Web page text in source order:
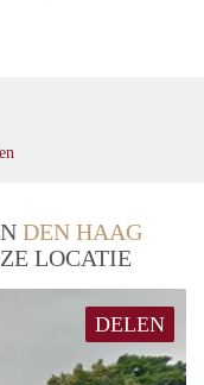
DEN HAAG
LOCATIE
DELEN